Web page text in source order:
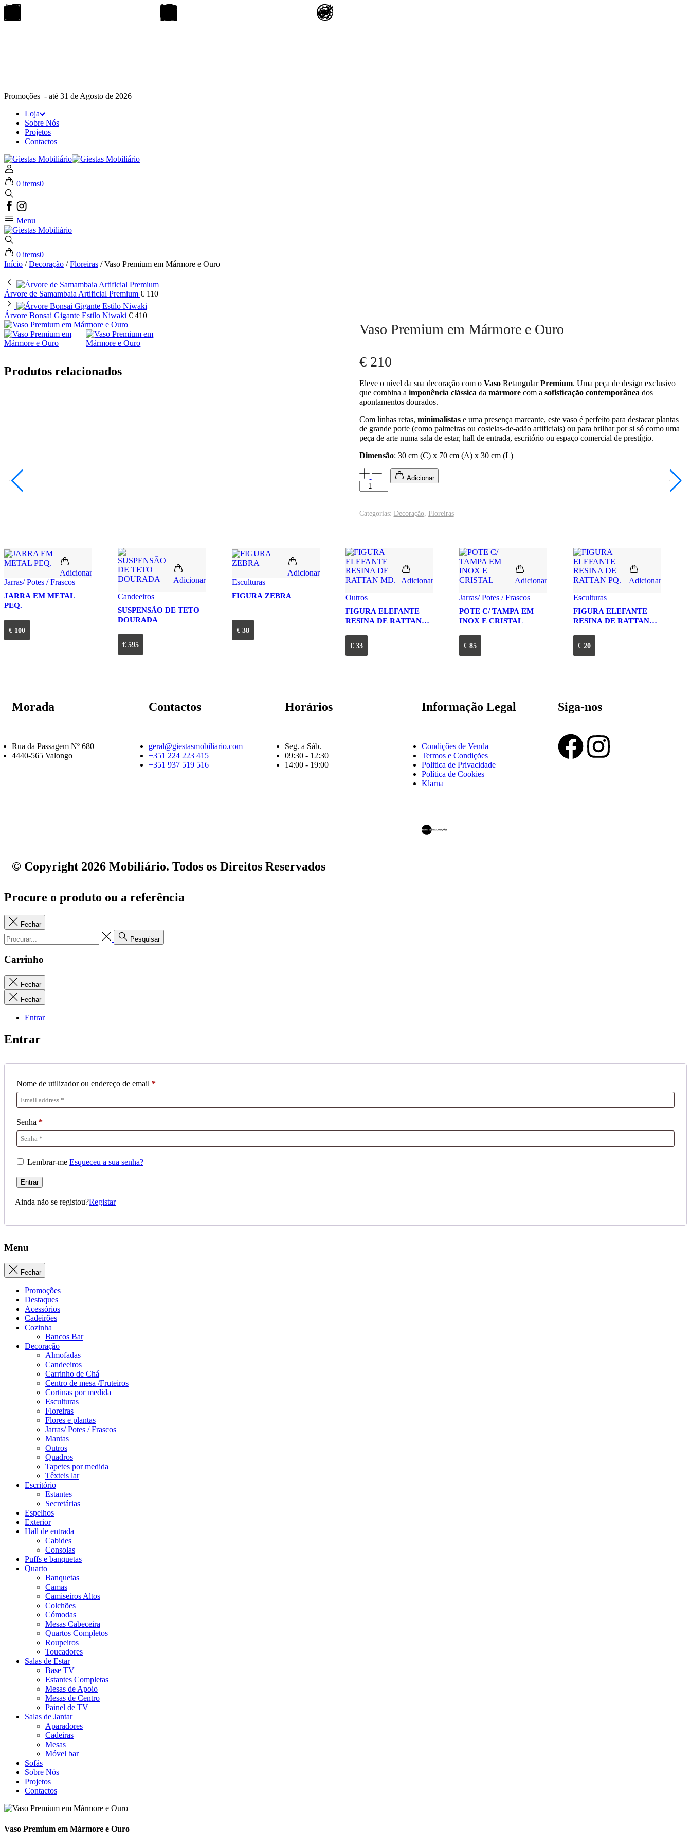
Promoções - até 31 de Agosto de 2026
Loja
Sobre Nós
Projetos
Contactos
0 items0
Menu
0 items0
Início /Decoração /Floreiras /Vaso Premium em Mármore e Ouro
Árvore de Samambaia Artificial Premium € 110
Árvore Bonsai Gigante Estilo Niwaki € 410
Vaso Premium em Mármore e Ouro
€210
Eleve o nível da sua decoração com o Vaso RetangularPremium. Uma peça de design exclusivo
que combina a imponência clássica da mármorecom a sofisticação contemporânea dos
apontamentos dourados.
Com linhas retas, minimalistase uma presença marcante, este vaso é perfeito para destacar plantas
de grande porte (como palmeiras ou costelas-de-adão artificiais) ou para brilhar por si só como uma
peça de arte numa sala de estar, hall de entrada, escritório ou espaço comercial de prestígio.
Dimensão: 30 cm (C) x 70 cm (A) x 30 cm (L)
Adicionar
Categorias: Decoração, Floreiras
Produtos relacionados
Adicionar
Jarras/ Potes / Frascos
JARRA EM METAL
PEQ.
€ 100
Adicionar
Candeeiros
SUSPENSÃO DE TETO
DOURADA
€ 595
Adicionar
Esculturas
FIGURA ZEBRA
€38
Adicionar
Outros
FIGURA ELEFANTE
RESINA DE RATTAN
€33
Adicionar
Jarras/ Potes / Frascos
POTE C/ TAMPA EM
INOX E CRISTAL
€ 85
Adicionar
Esculturas
FIGURA ELEFANTE
RESINA DE RATTAN
€20
Morada
Rua da Passagem Nº 680
4440-565 Valongo
Contactos
geral@giestasmobiliario.com
+351 224 223 415
+351 937 519 516
Horários
Seg. a Sáb.
09:30 - 12:30
14:00 - 19:00
Informação Legal
Condições de Venda
Termos e Condições
Politica de Privacidade
Política de Cookies
Klarna
Siga-nos
© Copyright 2026 Mobiliário. Todos os Direitos Reservados
Procure o produto ou a referência
Fechar
Pesquisar
Carrinho
Fechar
Fechar
Entrar
Entrar
Nome de utilizador ou endereço de email *
Senha *
Lembrar-me Esqueceu a sua senha?
Entrar
Ainda não se registou?Registar
Menu
Fechar
Promoções
Destaques
Acessórios
Cadeirões
Cozinha
Bancos Bar
Decoração
Almofadas
Candeeiros
Carrinho de Chá
Centro de mesa /Fruteiros
Cortinas por medida
Esculturas
Floreiras
Flores e plantas
Jarras/ Potes / Frascos
Mantas
Outros
Quadros
Tapetes por medida
Têxteis lar
Escritório
Estantes
Secretárias
Espelhos
Exterior
Hall de entrada
Cabides
Consolas
Puffs e banquetas
Quarto
Banquetas
Camas
Camiseiros Altos
Colchões
Cómodas
Mesas Cabeceira
Quartos Completos
Roupeiros
Toucadores
Salas de Estar
Base TV
Estantes Completas
Mesas de Apoio
Mesas de Centro
Painel de TV
Salas de Jantar
Aparadores
Cadeiras
Mesas
Móvel bar
Sofás
Sobre Nós
Projetos
Contactos
Vaso Premium em Mármore e Ouro